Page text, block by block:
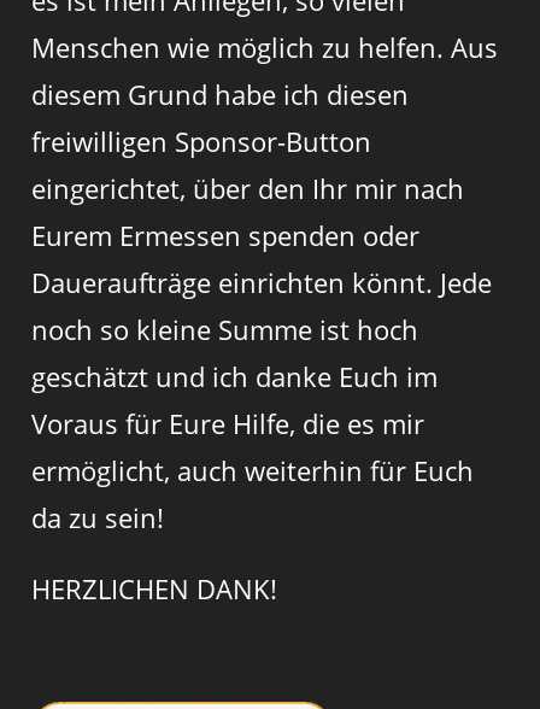
Menschen wie möglich zu helfen. Aus
diesem Grund habe ich diesen
freiwilligen Sponsor-Button
eingerichtet, über den Ihr mir nach
Eurem Ermessen spenden oder
Daueraufträge einrichten könnt. Jede
noch so kleine Summe ist hoch
geschätzt und ich danke Euch im
Voraus für Eure Hilfe, die es mir
ermöglicht, auch weiterhin für Euch
da zu sein!
HERZLICHEN DANK!